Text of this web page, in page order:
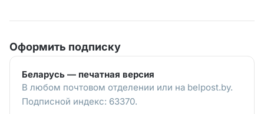
Оформить подписку
Беларусь — печатная версия
В любом почтовом отделении или на belpost.by.
Подписной индекс: 63370.